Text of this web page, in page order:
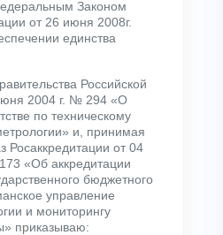
Законом
от 26 июня 2008г.
единства
Российской
2004 г. № 294 «О
по техническому
и, принимая
Росаккредитации от 04
«Об аккредитации
бюджетного
управление
и мониторингу
приказываю: